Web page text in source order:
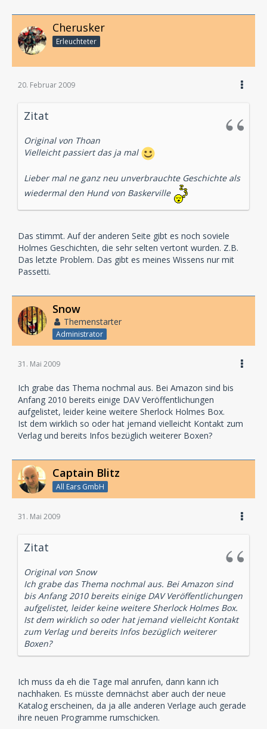
Cherusker
Erleuchteter
20. Februar 2009
Zitat
Original von Thoan
Vielleicht passiert das ja mal
Lieber mal ne ganz neu unverbrauchte Geschichte als
wiedermal den Hund von Baskerville
Das stimmt. Auf der anderen Seite gibt es noch soviele
Holmes Geschichten, die sehr selten vertont wurden. Z.B.
Das letzte Problem. Das gibt es meines Wissens nur mit
Passetti.
Snow
Themenstarter
Administrator
31. Mai 2009
Ich grabe das Thema nochmal aus. Bei Amazon sind bis
Anfang 2010 bereits einige DAV Veröffentlichungen
aufgelistet, leider keine weitere Sherlock Holmes Box.
Ist dem wirklich so oder hat jemand vielleicht Kontakt zum
Verlag und bereits Infos bezüglich weiterer Boxen?
Captain Blitz
All Ears GmbH
31. Mai 2009
Zitat
Original von Snow
Ich grabe das Thema nochmal aus. Bei Amazon sind
bis Anfang 2010 bereits einige DAV Veröffentlichungen
aufgelistet, leider keine weitere Sherlock Holmes Box.
Ist dem wirklich so oder hat jemand vielleicht Kontakt
zum Verlag und bereits Infos bezüglich weiterer
Boxen?
Ich muss da eh die Tage mal anrufen, dann kann ich
nachhaken. Es müsste demnächst aber auch der neue
Katalog erscheinen, da ja alle anderen Verlage auch gerade
ihre neuen Programme rumschicken.